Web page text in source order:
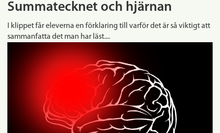
Summatecknet och hjärnan
I klippet får eleverna en förklaring till varför det är så viktigt att
sammanfatta det man har läst....